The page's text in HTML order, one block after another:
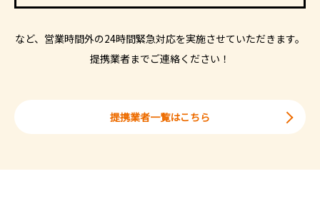
など、営業時間外の24時間緊急対応を実施させていただきます。
提携業者までご連絡ください！
提携業者一覧はこちら